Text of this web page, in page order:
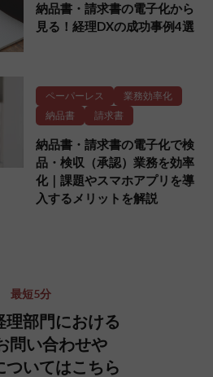
納品書・請求書の電子化から
見る！経理DXの成功事例4選
ペーパーレス
業務効率化
納品書
請求書
納品書・請求書の電子化で検
品・検収（承認）業務を効率
化｜課題やスマホアプリを導
入するメリットを解説
最短5分
理部門における
問い合わせや
ついてはこちら